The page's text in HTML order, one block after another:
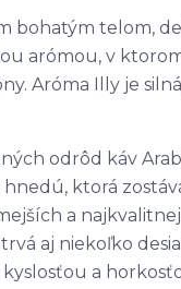
bohatým telom,
arómou, v
Aróma Illy je
odrôd káv
ktorá
a
aj niekoľko
a